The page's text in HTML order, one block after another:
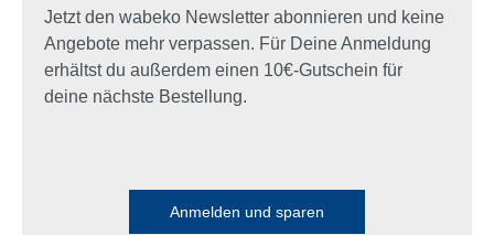
Jetzt den wabeko Newsletter abonnieren und keine
Angebote mehr verpassen. Für Deine Anmeldung
erhältst du außerdem einen 10€-Gutschein für
deine nächste Bestellung.
Anmelden und sparen